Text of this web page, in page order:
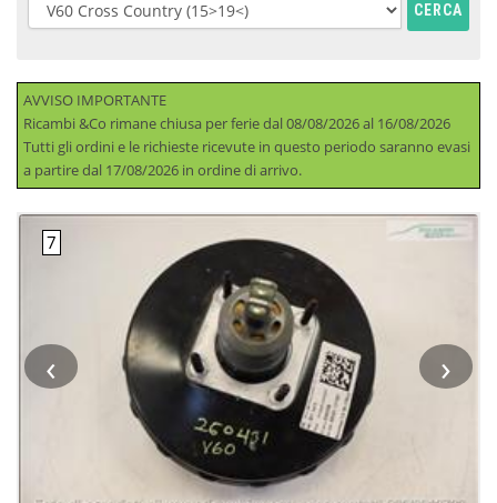
CERCA
AVVISO IMPORTANTE
Ricambi &Co rimane chiusa per ferie dal 08/08/2026 al 16/08/2026
Tutti gli ordini e le richieste ricevute in questo periodo saranno evasi
a partire dal 17/08/2026 in ordine di arrivo.
‹ ›